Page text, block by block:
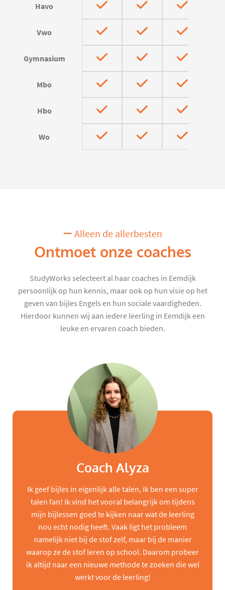
Havo
Vwo
Gymnasium
Mbo
Hbo
Wo
Alleen de allerbesten
Ontmoet onze coaches
StudyWorks selecteert al haar coaches in Eemdijk
persoonlijk op hun kennis, maar ook op hun visie op het
geven van bijles Engels en hun sociale vaardigheden.
Hierdoor kunnen wij aan iedere leerling in Eemdijk een
leuke en ervaren coach bieden.
Coach Alyza
Ik geef bijles in eigenlijk alle talen, ik ben een super
talen fan! Ik vind het vooral belangrijk om tijdens
mijn bijlessen goed te kijken naar wat de leerling
nou echt nodig heeft. Vaak ligt het probleem
namelijk niet bij de stof zelf, maar bij de manier
waarop ze de stof leren op school. Daarom probeer
ik altijd naar een nieuwe methode te zoeken die wel
werkt voor de leerling!